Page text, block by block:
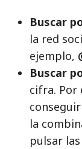
Buscar
la red
ejemplo,
Buscar
cifra. Por
la
pulsar